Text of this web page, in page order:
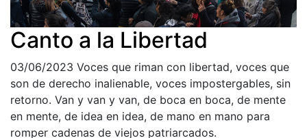
Canto a la Libertad
03/06/2023 Voces que riman con libertad, voces que
son de derecho inalienable, voces impostergables, sin
retorno. Van y van y van, de boca en boca, de mente
en mente, de idea en idea, de mano en mano para
romper cadenas de viejos patriarcados.